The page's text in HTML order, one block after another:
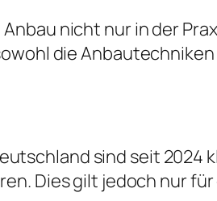
nicht nur in der
die Anbautechniken
sind seit 2024
Dies gilt jedoch nur